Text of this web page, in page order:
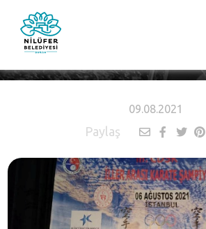
09.08.2021
Paylaş